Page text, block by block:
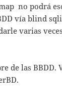
no podrá
vía blind
varias
de las BBDD.